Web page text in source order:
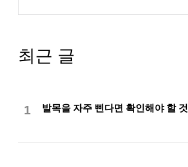
최근 글
1 발목을 자주 삔다면 확인해야 할 것